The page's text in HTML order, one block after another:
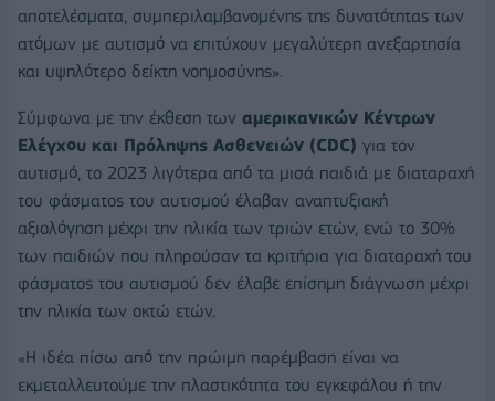
αποτελέσματα, συμπεριλαμβανομένης της δυνατότητας των
ατόμων με αυτισμό να επιτύχουν μεγαλύτερη ανεξαρτησία
και υψηλότερο δείκτη νοημοσύνης».
Σύμφωνα με την έκθεση των αμερικανικών Κέντρων
Ελέγχου και Πρόληψης Ασθενειών (CDC) για τον
αυτισμό, το 2023 λιγότερα από τα μισά παιδιά με διαταραχή
του φάσματος του αυτισμού έλαβαν αναπτυξιακή
αξιολόγηση μέχρι την ηλικία των τριών ετών, ενώ το 30%
των παιδιών που πληρούσαν τα κριτήρια για διαταραχή του
φάσματος του αυτισμού δεν έλαβε επίσημη διάγνωση μέχρι
την ηλικία των οκτώ ετών.
«Η ιδέα πίσω από την πρώιμη παρέμβαση είναι να
εκμεταλλευτούμε την πλαστικότητα του εγκεφάλου ή την